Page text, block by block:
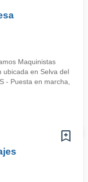
Maquinistas
ubicada en Selva del
- Puesta en marcha,